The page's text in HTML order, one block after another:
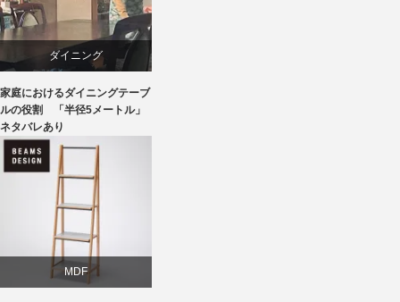
ライフスタイル
家具
ダイニング
テーブル
ライフスタイル
椅子
家庭におけるダイニングテーブ
ルの役割 「半径5メートル」
ネタバレあり
MDF